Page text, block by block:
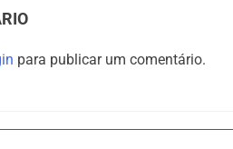
para publicar um comentário.